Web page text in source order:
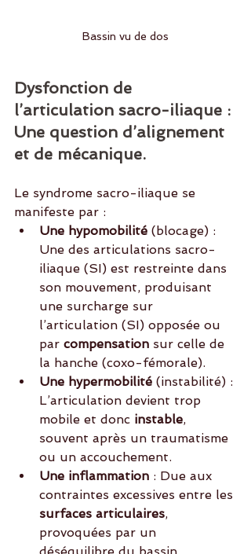
Bassin vu de dos
Dysfonction de
l’articulation sacro-iliaque :
Une question d’alignement
et de mécanique.
Le syndrome sacro-iliaque se
manifeste par :
Une hypomobilité (blocage) :
Une des articulations sacro-
iliaque (SI) est restreinte dans
son mouvement, produisant
une surcharge sur
l’articulation (SI) opposée ou
par compensation sur celle de
la hanche (coxo-fémorale).
Une hypermobilité (instabilité) :
L’articulation devient trop
mobile et donc instable,
souvent après un traumatisme
ou un accouchement.
Une inflammation : Due aux
contraintes excessives entre les
surfaces articulaires,
provoquées par un